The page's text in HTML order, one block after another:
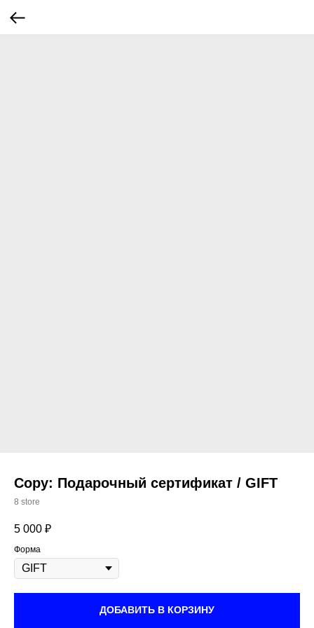
Copy: Подарочный сертификат / GIFT
8 store
5 000 ₽
Форма
ДОБАВИТЬ В КОРЗИНУ